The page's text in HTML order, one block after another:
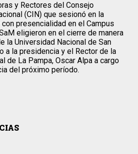
y Rectores del Consejo
(CIN) que sesionó en la
presencialidad en el Campus
eligieron en el cierre de manera
la Universidad Nacional de San
a la presidencia y el Rector de la
de La Pampa, Oscar Alpa a cargo
del próximo período.